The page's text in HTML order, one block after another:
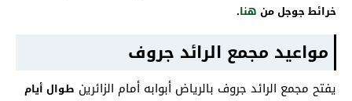
خرائط جوجل من هنا.
مواعيد مجمع الرائد جروف
يفتح مجمع الرائد جروف بالرياض أبوابه أمام الزائرين طوال أيام